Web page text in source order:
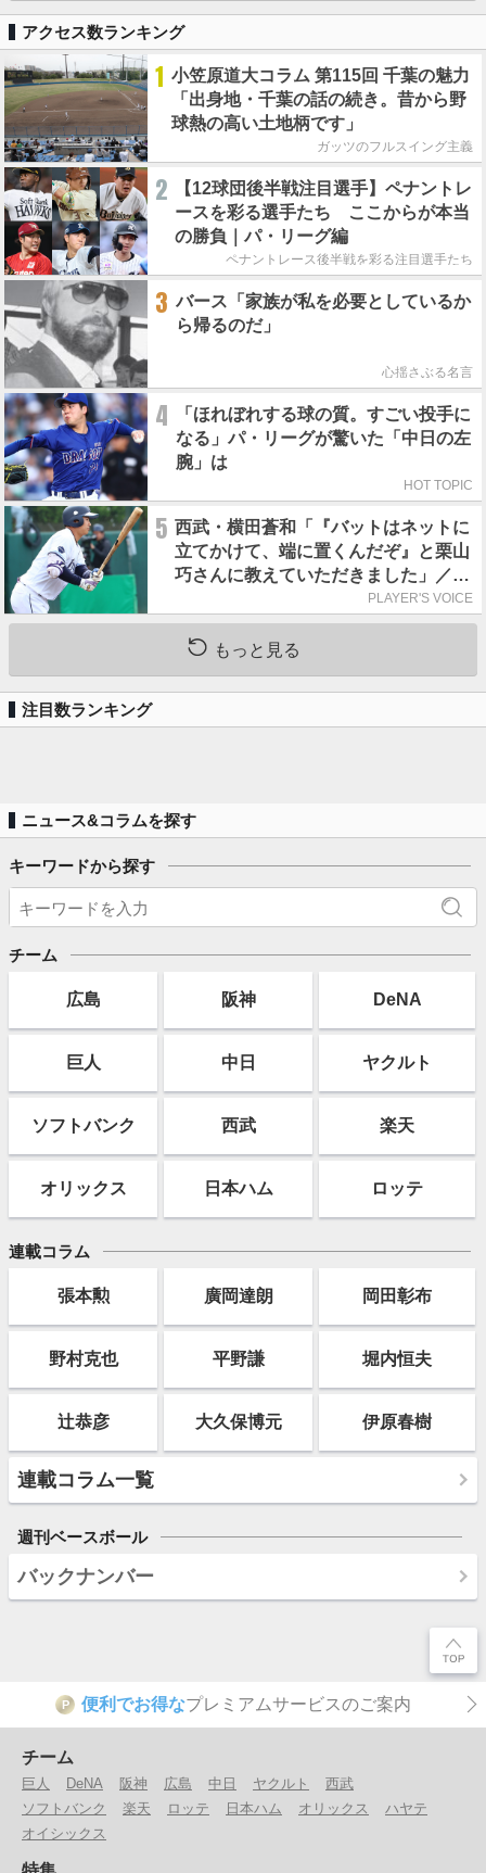
アクセス数ランキング
1 小笠原道大コラム 第115回 千葉の魅力
「出身地・千葉の話の続き。昔から野
球熱の高い土地柄です」
ガッツのフルスイング主義
2
【12球団後半戦注目選手】ペナントレ
ースを彩る選手たち ここからが本当
の勝負｜パ・リーグ編
ペナントレース後半戦を彩る注目選手たち
3 バース「家族が私を必要としているか
ら帰るのだ」
心揺さぶる名言
4
「ほれぼれする球の質。すごい投手に
なる」パ・リーグが驚いた「中日の左
腕」は
HOT TOPIC
5 西武・横田蒼和「『バットはネットに
立てかけて、端に置くんだぞ』と栗山
巧さんに教えていただきました」／憧
PLAYER'S VOICE
もっと見る
注目数ランキング
ニュース&コラムを探す
キーワードから探す
チーム
広島 阪神 DeNA
巨人 中日 ヤクルト
ソフトバンク 西武 楽天
オリックス 日本ハム ロッテ
連載コラム
張本勲 廣岡達朗 岡田彰布
野村克也 平野謙 堀内恒夫
辻恭彦 大久保博元 伊原春樹
連載コラム一覧
週刊ベースボール
バックナンバー
P 便利でお得なプレミアムサービスのご案内
チーム
巨人 DeNA 阪神 広島 中日 ヤクルト
西武
ソフトバンク
楽天 ロッテ 日本ハム オリックス
ハヤテ
オイシックス